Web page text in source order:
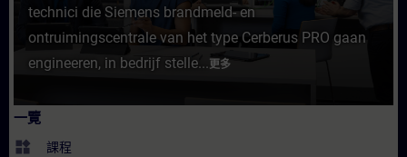
technici die Siemens brandmeld- en
ontruimingscentrale van het type Cerberus PRO gaan
engineeren, in bedrijf stelle...更多
一覽
widgets 課程